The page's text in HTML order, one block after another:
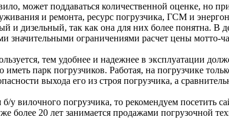
может поддаваться количественной оценке, но
и ремонта, ресурс погрузчика, ГСМ и
и дизельный, так как она для них более понятна. В
значительными ограничениями расчет цены мотто-
тем удобнее и надежнее в эксплуатации
парк погрузчиков. Работая, на погрузчике
выхода его из строя погрузчика, а
у вилочного погрузчика, то рекомендуем посетить
более 20 лет занимается продажами погрузочной